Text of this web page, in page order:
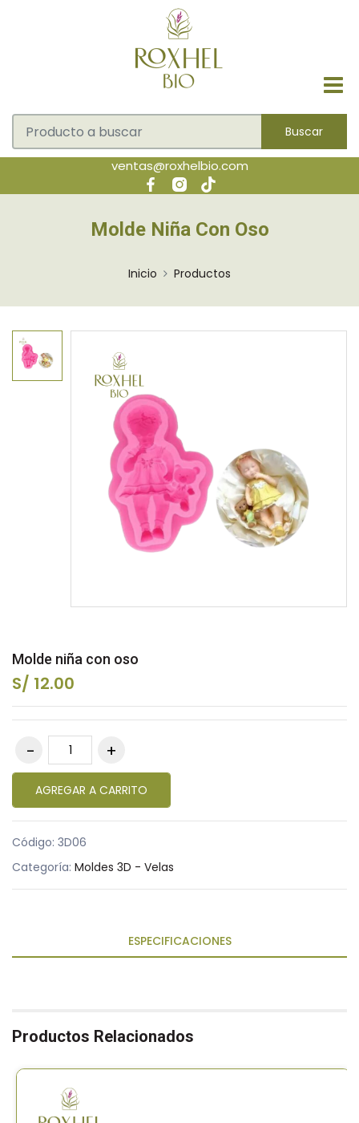
Buscar
ventas@roxhelbio.com
Molde Niña Con Oso
Inicio Productos
Molde niña con oso
S/ 12.00
AGREGAR A CARRITO
Código: 3D06
Categoría: Moldes 3D - Velas
ESPECIFICACIONES
Productos Relacionados